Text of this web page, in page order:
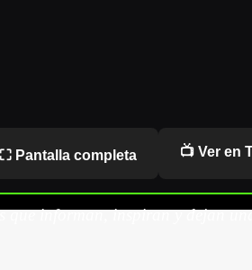
⛶ Pantalla completa 📺 Ver en
que informan, inspiran y dejan